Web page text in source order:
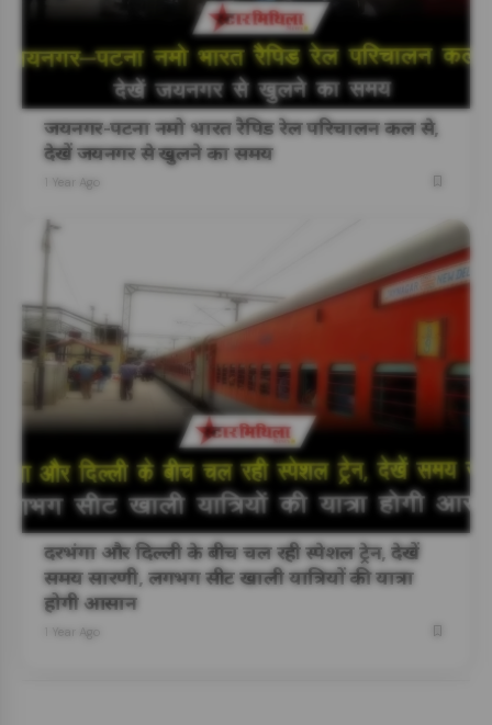
जयनगर-पटना नमो भारत रैपिड रेल परिचालन कल से,
देखें जयनगर से खुलने का समय
1 Year Ago
दरभंगा और दिल्ली के बीच चल रही स्पेशल ट्रेन, देखें
समय सारणी, लगभग सीट खाली यात्रियों की यात्रा
होगी आसान
1 Year Ago